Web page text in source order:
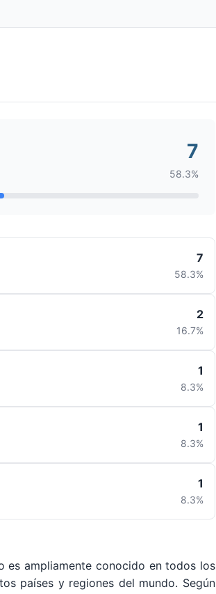
7
58.3%
7
58.3%
2
16.7%
1
8.3%
1
8.3%
1
8.3%
es ampliamente conocido en todos los
países y regiones del mundo. Según